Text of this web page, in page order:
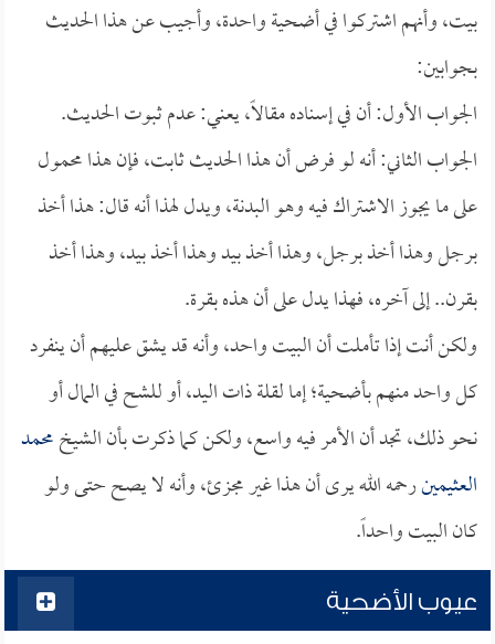
بيت، وأنهم اشتركوا في أضحية واحدة، وأجيب عن هذا الحديث
بجوابين:
الجواب الأول: أن في إسناده مقالاً، يعني: عدم ثبوت الحديث.
الجواب الثاني: أنه لو فرض أن هذا الحديث ثابت، فإن هذا محمول
على ما يجوز الاشتراك فيه وهو البدنة، ويدل لهذا أنه قال: هذا أخذ
برجل وهذا أخذ برجل، وهذا أخذ بيد وهذا أخذ بيد، وهذا أخذ
بقرن.. إلى آخره، فهذا يدل على أن هذه بقرة.
ولكن أنت إذا تأملت أن البيت واحد، وأنه قد يشق عليهم أن ينفرد
كل واحد منهم بأضحية؛ إما لقلة ذات اليد، أو للشح في المال أو
نحو ذلك، تجد أن الأمر فيه واسع، ولكن كما ذكرت بأن الشيخمحمد
العثيمينرحمه الله يرى أن هذا غير مجزئ، وأنه لا يصح حتى ولو
كان البيت واحداً.
عيوب الأضحية